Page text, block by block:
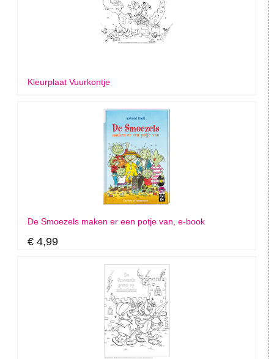
Kleurplaat Vuurkontje
De Smoezels maken er een potje van, e-book
€ 4,99